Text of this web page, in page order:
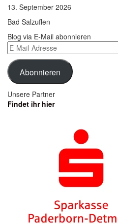
13. September 2026
Bad Salzuflen
Blog via E-Mail abonnieren
E-
Mail-
Adresse
Abonnieren
Unsere Partner
Findet ihr hier